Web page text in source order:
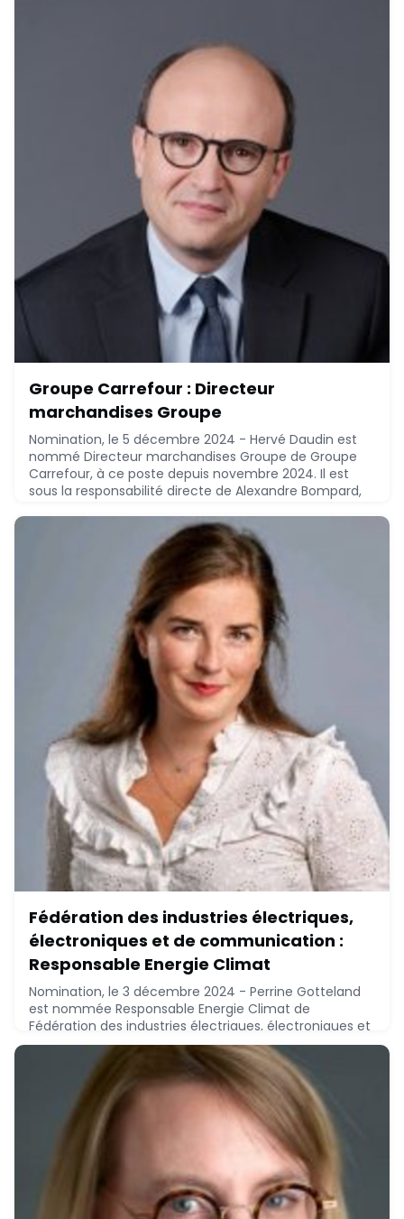
Groupe Carrefour : Directeur
marchandises Groupe
Nomination, le 5 décembre 2024 - Hervé Daudin est
nommé Directeur marchandises Groupe de Groupe
Carrefour, à ce poste depuis novembre 2024. Il est
sous la responsabilité directe de Alexandre Bompard,
Lyon Business School École des Ponts ParisTech (1995),
ENS Paris (1992), a réalisé le parcours suivant :* 2022 :
relevanC, Président* 2009 - 2024 :
Fédération des industries électriques,
électroniques et de communication :
Responsable Energie Climat
Nomination, le 3 décembre 2024 - Perrine Gotteland
est nommée Responsable Energie Climat de
Fédération des industries électriques, électroniques et
de communication, à ce poste depuis novembre
2024. Elle est sous la responsabilité directe de Anne-
Charlotte Wedrychowski, Directeur économie
circulaire et RSE.Perrine Gotteland, mastère spécialisé
management des entreprises du vivant et de
l'agroalime